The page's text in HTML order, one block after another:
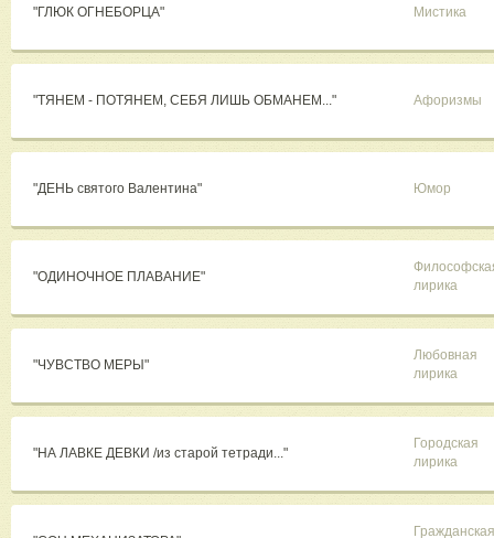
"ГЛЮК ОГНЕБОРЦА" Мистика
"ТЯНЕМ - ПОТЯНЕМ, СЕБЯ ЛИШЬ ОБМАНЕМ..." Афоризмы
"ДЕНЬ святого Валентина" Юмор
"ОДИНОЧНОЕ ПЛАВАНИЕ"
лирика
"ЧУВСТВО МЕРЫ"
Любовная
лирика
"НА ЛАВКЕ ДЕВКИ /из старой тетради..."
Городская
лирика
Гражданская